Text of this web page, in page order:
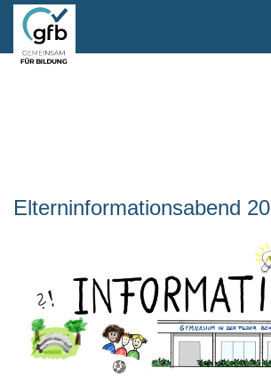
Elterninformationsabend